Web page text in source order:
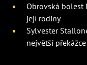
Obrovská bolest
její rodiny
Sylvester
největší překážce